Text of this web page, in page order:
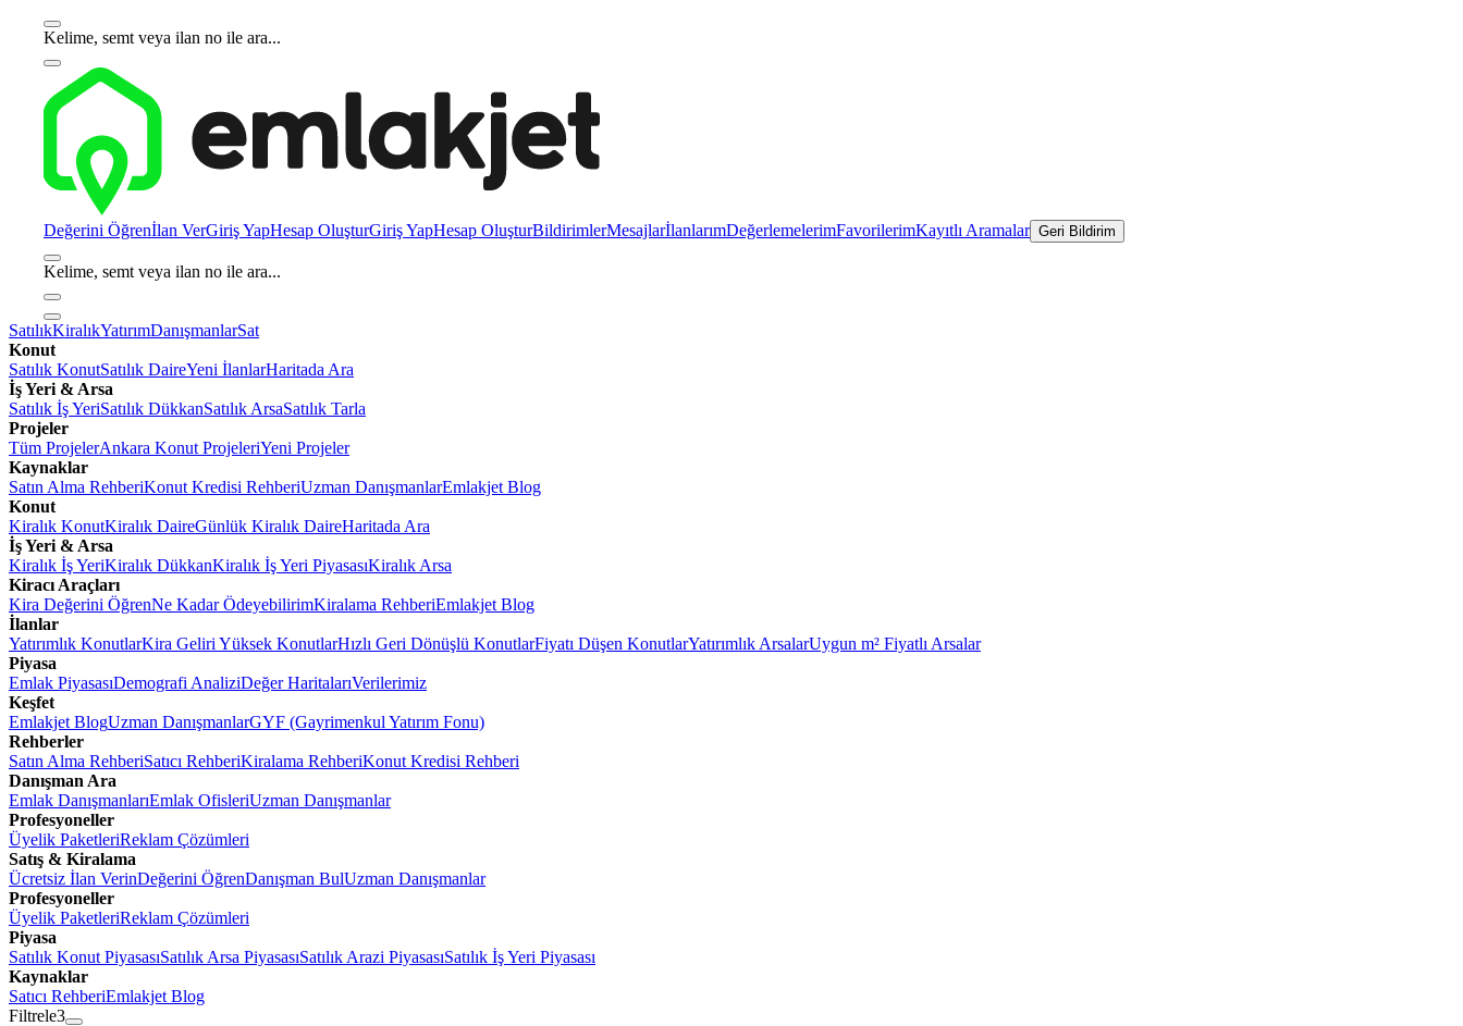
Kelime, semt veya ilan no ile ara...
Değerini Öğrenİlan VerGiriş YapHesap OluşturGiriş YapHesap OluşturBildirimlerMesajlarİlanlarımDeğerlemelerimFavorilerimKayıtlı Aramalar Geri Bildirim
Kelime, semt veya ilan no ile ara...
SatılıkKiralıkYatırımDanışmanlarSat
Konut
Satılık KonutSatılık DaireYeni İlanlarHaritada Ara
İş Yeri & Arsa
Satılık İş YeriSatılık DükkanSatılık ArsaSatılık Tarla
Projeler
Tüm ProjelerAnkara Konut ProjeleriYeni Projeler
Kaynaklar
Satın Alma RehberiKonut Kredisi RehberiUzman DanışmanlarEmlakjet Blog
Konut
Kiralık KonutKiralık DaireGünlük Kiralık DaireHaritada Ara
İş Yeri & Arsa
Kiralık İş YeriKiralık DükkanKiralık İş Yeri PiyasasıKiralık Arsa
Kiracı Araçları
Kira Değerini ÖğrenNe Kadar ÖdeyebilirimKiralama RehberiEmlakjet Blog
İlanlar
Yatırımlık KonutlarKira Geliri Yüksek KonutlarHızlı Geri Dönüşlü KonutlarFiyatı Düşen KonutlarYatırımlık ArsalarUygun m² Fiyatlı Arsalar
Piyasa
Emlak PiyasasıDemografi AnaliziDeğer HaritalarıVerilerimiz
Keşfet
Emlakjet BlogUzman DanışmanlarGYF (Gayrimenkul Yatırım Fonu)
Rehberler
Satın Alma RehberiSatıcı RehberiKiralama RehberiKonut Kredisi Rehberi
Danışman Ara
Emlak DanışmanlarıEmlak OfisleriUzman Danışmanlar
Profesyoneller
Üyelik PaketleriReklam Çözümleri
Satış & Kiralama
Ücretsiz İlan VerinDeğerini ÖğrenDanışman BulUzman Danışmanlar
Profesyoneller
Üyelik PaketleriReklam Çözümleri
Piyasa
Satılık Konut PiyasasıSatılık Arsa PiyasasıSatılık Arazi PiyasasıSatılık İş Yeri Piyasası
Kaynaklar
Satıcı RehberiEmlakjet Blog
Filtrele3